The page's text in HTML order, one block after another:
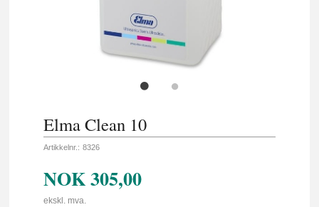
Elma Clean 10
Artikkelnr.: 8326
NOK305,00
ekskl. mva.